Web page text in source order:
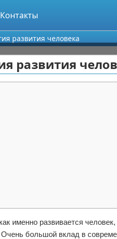
Контакты
развития человека
развития
именно развивается
Очень большой вклад в